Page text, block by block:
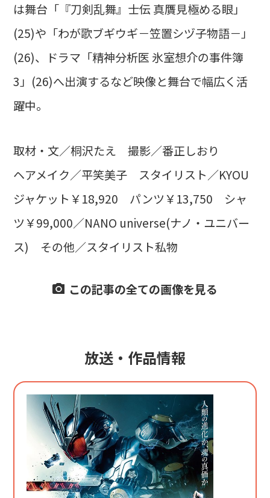
は舞台「『刀剣乱舞』士伝 真贋見極める眼」
(25)や「わが歌ブギウギ－笠置シヅ子物語－」
(26)、ドラマ「精神分析医 氷室想介の事件簿
3」(26)へ出演するなど映像と舞台で幅広く活
躍中。
取材・文／桐沢たえ 撮影／番正しおり
ヘアメイク／平笑美子 スタイリスト／KYOU
ジャケット￥18,920 パンツ￥13,750 シャ
ツ￥99,000／NANO universe(ナノ・ユニバー
ス) その他／スタイリスト私物
この記事の全ての画像を見る
放送・作品情報